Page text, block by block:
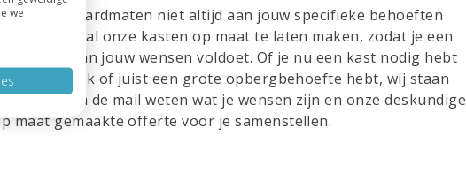
dat standaardmaten niet altijd aan jouw specifieke behoeften
om al onze kasten op maat te laten maken, zodat je een
volledig aan jouw wensen voldoet. Of je nu een kast nodig hebt
hoek of juist een grote opbergbehoefte hebt, wij staan
ons via de mail weten wat je wensen zijn en onze deskundige
maat gemaakte offerte voor je samenstellen.
we